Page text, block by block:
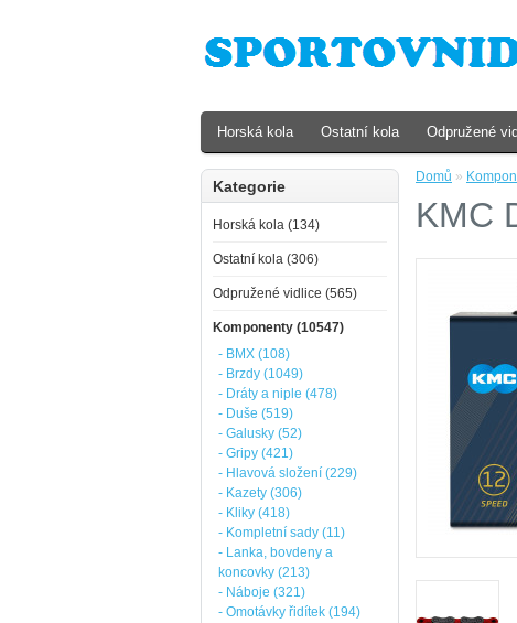
Domů »
KMC
Kategorie
Horská kola (134)
Ostatní kola (306)
Odpružené vidlice (565)
Komponenty (10547)
- BMX (108)
- Brzdy (1049)
- Dráty a niple (478)
- Duše (519)
- Galusky (52)
- Gripy (421)
- Hlavová složení (229)
- Kazety (306)
- Kliky (418)
- Kompletní sady (11)
- Lanka, bovdeny a
koncovky (213)
- Náboje (321)
- Omotávky řidítek (194)
Horská kola Ostatní kola Odpružené